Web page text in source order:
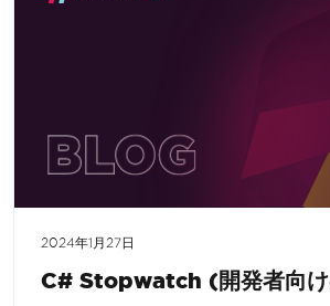
2024年1月27日
C# Stopwatch (開発者向け